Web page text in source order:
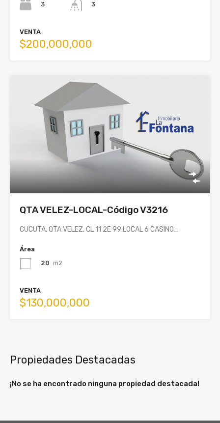
3
3
VENTA
$200,000,000
QTA VELEZ-LOCAL-Código V3216
CUCUTA, QTA VELEZ, CL 11 2E 99 LOCAL 6 CASINO…
Área
20 m2
VENTA
$130,000,000
Propiedades Destacadas
¡No se ha encontrado ninguna propiedad destacada!